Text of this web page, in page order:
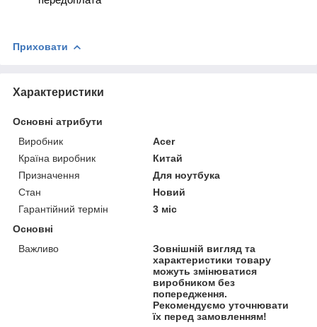
Приховати
Характеристики
Основні атрибути
Виробник
Acer
Країна виробник
Китай
Призначення
Для ноутбука
Стан
Новий
Гарантійний термін
3 міс
Основні
Важливо
Зовнішній вигляд та
характеристики товару
можуть змінюватися
виробником без
попередження.
Рекомендуємо уточнювати
їх перед замовленням!